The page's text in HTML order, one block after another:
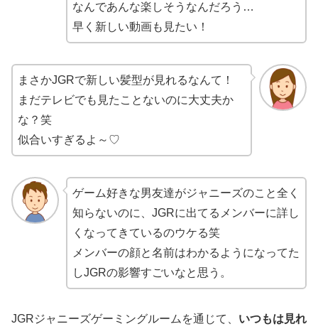
なんであんな楽しそうなんだろう…
早く新しい動画も見たい！
まさかJGRで新しい髪型が見れるなんて！
まだテレビでも見たことないのに大丈夫か
な？笑
似合いすぎるよ～♡
ゲーム好きな男友達がジャニーズのこと全く
知らないのに、JGRに出てるメンバーに詳し
くなってきているのウケる笑
メンバーの顔と名前はわかるようになってた
しJGRの影響すごいなと思う。
JGRジャニーズゲーミングルームを通じて、 いつもは見れ